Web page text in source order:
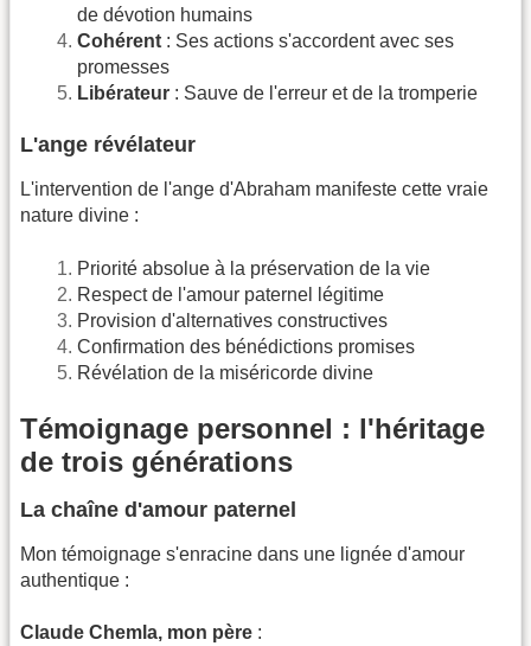
de dévotion humains
Cohérent : Ses actions s'accordent avec ses
promesses
Libérateur : Sauve de l'erreur et de la tromperie
L'ange révélateur
L'intervention de l'ange d'Abraham manifeste cette vraie
nature divine :
Priorité absolue à la préservation de la vie
Respect de l'amour paternel légitime
Provision d'alternatives constructives
Confirmation des bénédictions promises
Révélation de la miséricorde divine
Témoignage personnel : l'héritage
de trois générations
La chaîne d'amour paternel
Mon témoignage s'enracine dans une lignée d'amour
authentique :
Claude Chemla, mon père :